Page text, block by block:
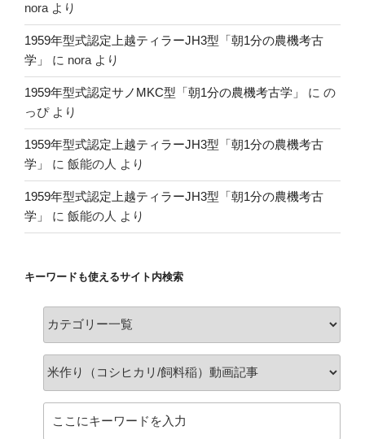
nora より
1959年型式認定上越ティラーJH3型「朝1分の農機考古
学」
に nora より
1959年型式認定サノMKC型「朝1分の農機考古学」 に の
っぴより
1959年型式認定上越ティラーJH3型「朝1分の農機考古
学」
に 飯能の人 より
1959年型式認定上越ティラーJH3型「朝1分の農機考古
学」
に 飯能の人 より
キーワードも使えるサイト内検索